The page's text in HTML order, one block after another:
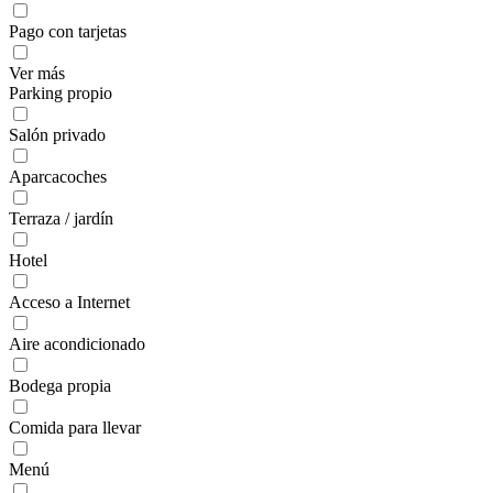
Pago con tarjetas
Ver más
Parking propio
Salón privado
Aparcacoches
Terraza / jardín
Hotel
Acceso a Internet
Aire acondicionado
Bodega propia
Comida para llevar
Menú